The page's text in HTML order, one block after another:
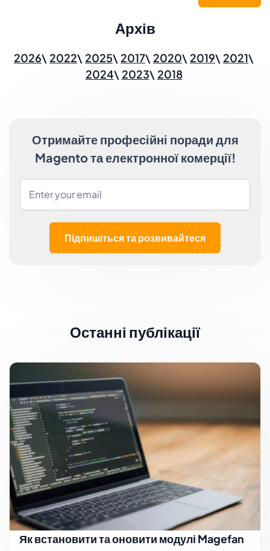
Архів
2026 2022 2025 2017 2020 2019
2021
2024
2023 2018
Отримайте професійні поради для
Magento та електронної комерції!
Підпишіться та розвивайтеся
Останні публікації
Як встановити та оновити модулі Magefan